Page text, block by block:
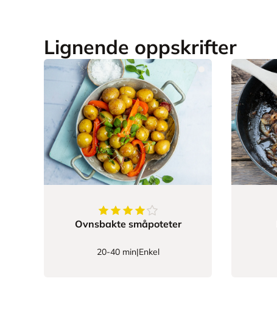
Lignende oppskrifter
4.75av 5stjerner
Ovnsbakte småpoteter
20-40 min|Enkel